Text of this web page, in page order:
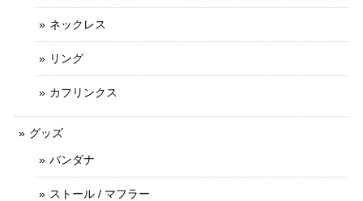
ネックレス
リング
カフリンクス
グッズ
バンダナ
ストール / マフラー